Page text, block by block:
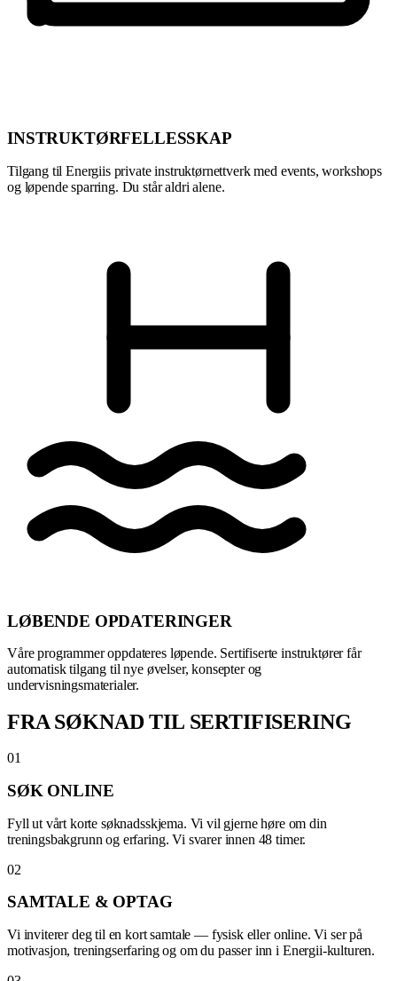
INSTRUKTØRFELLESSKAP
Tilgang til Energiis private instruktørnettverk med events, workshops
og løpende sparring. Du står aldri alene.
LØBENDE OPDATERINGER
Våre programmer oppdateres løpende. Sertifiserte instruktører får
automatisk tilgang til nye øvelser, konsepter og
undervisningsmaterialer.
FRA SØKNAD TIL SERTIFISERING
01
SØK ONLINE
Fyll ut vårt korte søknadsskjema. Vi vil gjerne høre om din
treningsbakgrunn og erfaring. Vi svarer innen 48 timer.
02
SAMTALE & OPTAG
Vi inviterer deg til en kort samtale — fysisk eller online. Vi ser på
motivasjon, treningserfaring og om du passer inn i Energii-kulturen.